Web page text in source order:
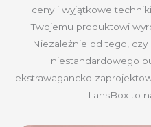
ceny i wyjątkowe
Twojemu produktowi
Niezależnie od tego,
niestandardowego
ekstrawagancko
LansBox to